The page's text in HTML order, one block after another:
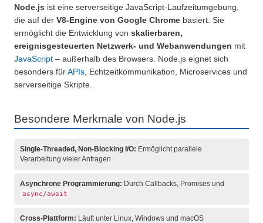
Node.js ist eine serverseitige JavaScript-Laufzeitumgebung,
die auf der V8-Engine von Google Chrome basiert. Sie
ermöglicht die Entwicklung von skalierbaren,
ereignisgesteuerten Netzwerk- und Webanwendungen mit
JavaScript – außerhalb des Browsers. Node.js eignet sich
besonders für APIs , Echtzeitkommunikation, Microservices und
serverseitige Skripte.
Besondere Merkmale von Node.js
Single-Threaded, Non-Blocking I/O: Ermöglicht parallele
Verarbeitung vieler Anfragen
Asynchrone Programmierung: Durch Callbacks, Promises und
async/await
Cross-Plattform: Läuft unter Linux, Windows und macOS